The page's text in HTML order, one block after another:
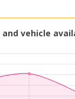
vehicle